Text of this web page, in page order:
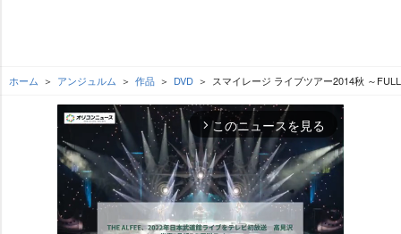
ホーム アンジュルム 作品 DVD スマイレージ ライブツアー2014秋 ～
arrow_forward_ios このニュースを見る